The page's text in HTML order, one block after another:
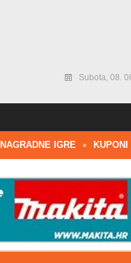
Subota, 08.
NAGRADNE IGRE KUPONI